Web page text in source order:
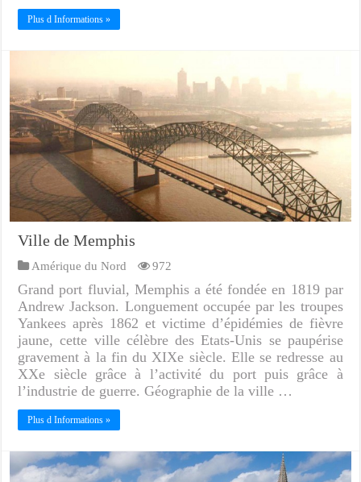
Plus d Informations »
Ville de Memphis
Amérique du Nord 972
Grand port fluvial, Memphis a été fondée en 1819 par
Andrew Jackson. Longuement occupée par les troupes
Yankees après 1862 et victime d’épidémies de fièvre
jaune, cette ville célèbre des Etats-Unis se paupérise
gravement à la fin du XIXe siècle. Elle se redresse au
XXe siècle grâce à l’activité du port puis grâce à
l’industrie de guerre. Géographie de la ville …
Plus d Informations »